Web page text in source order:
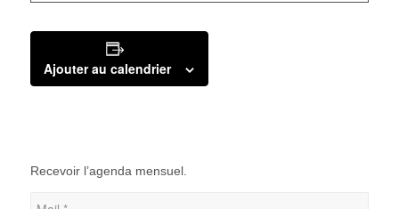
Ajouter au calendrier
Recevoir l’agenda mensuel.